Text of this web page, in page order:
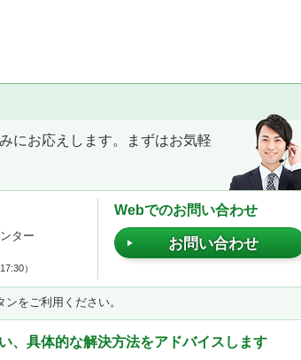
にお応えします。まずはお気軽
ター
）
Webでのお問い合わせ
お問い合わせ
をご利用ください。
、具体的な解決方法をアドバイスします